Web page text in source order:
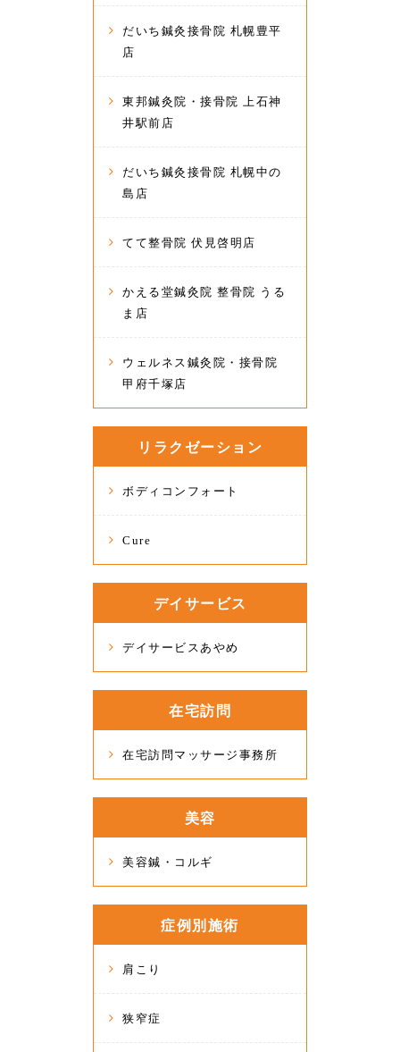
だいち鍼灸接骨院 札幌豊平
店
東邦鍼灸院・接骨院 上石神
井駅前店
だいち鍼灸接骨院 札幌中の
島店
てて整骨院 伏見啓明店
かえる堂鍼灸院 整骨院 うる
ま店
ウェルネス鍼灸院・接骨院
甲府千塚店
リラクゼーション
ボディコンフォート
Cure
デイサービス
デイサービスあやめ
在宅訪問
在宅訪問マッサージ事務所
美容
美容鍼・コルギ
症例別施術
肩こり
狭窄症